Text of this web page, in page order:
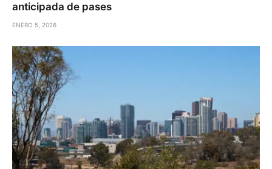
anticipada de pases
ENERO 5, 2026